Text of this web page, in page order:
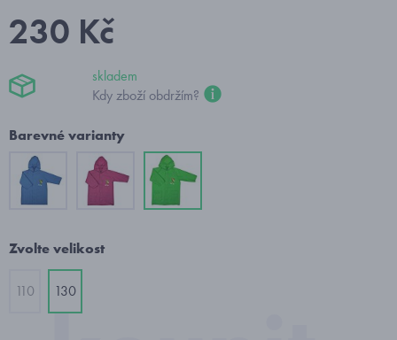
230 Kč
skladem
Kdy zboží obdržím?
Barevné varianty
Zvolte velikost
110 130